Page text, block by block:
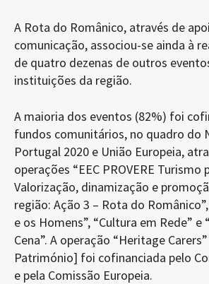
A Rota do Românico, através de
comunicação, associou-se ainda à
de quatro dezenas de outros
instituições da região.
A maioria dos eventos (82%) foi
fundos comunitários, no quadro do
Portugal 2020 e União Europeia,
operações “EEC PROVERE Turismo
Valorização, dinamização e
região: Ação 3 – Rota do
e os Homens”, “Cultura em Rede” e
Cena”. A operação “Heritage
Património] foi cofinanciada pelo
e pela Comissão Europeia.